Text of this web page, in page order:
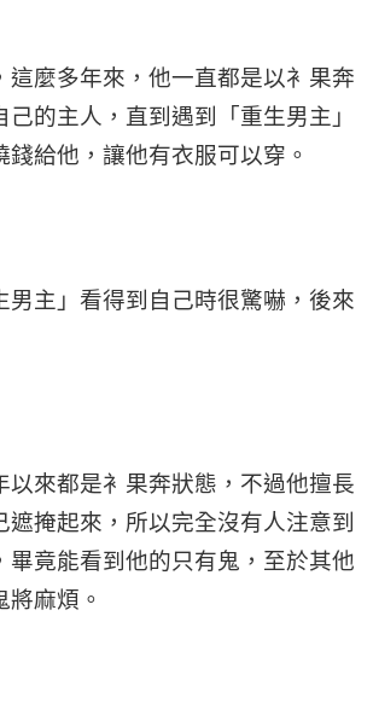
這麼多年來，他一直都是以衤果奔
的主人，直到遇到「重生男主」
錢給他，讓他有衣服可以穿。
男主」看得到自己時很驚嚇，後來
以來都是衤果奔狀態，不過他擅長
遮掩起來，所以完全沒有人注意到
畢竟能看到他的只有鬼，至於其他
將麻煩。